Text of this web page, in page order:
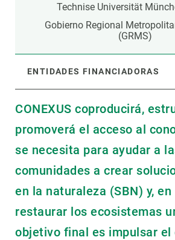
Technise Universität
Gobierno Regional
(GRMS)
ENTIDADES FINANCIADORAS
CONEXUS coproducirá,
promoverá el acceso al
se necesita para ayudar a
comunidades a crear
en la naturaleza (SBN) y,
restaurar los ecosistemas
objetivo final es impulsar el